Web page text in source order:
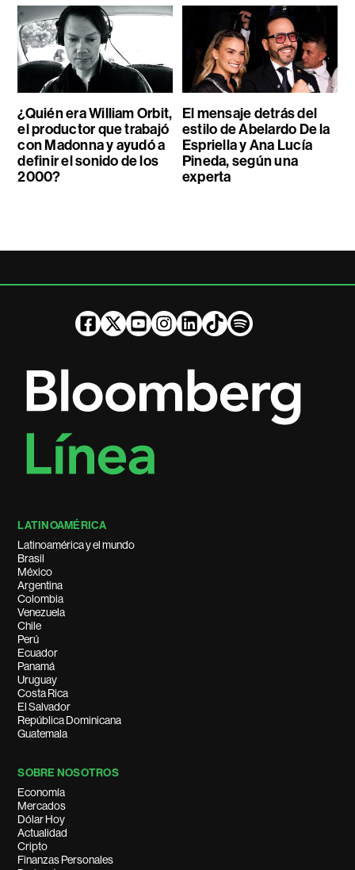
¿Quién era William Orbit,
el productor que trabajó
con Madonna y ayudó a
definir el sonido de los
2000?
El mensaje detrás del
estilo de Abelardo De la
Espriella y Ana Lucía
Pineda, según una
experta
LATINOAMÉRICA
Latinoamérica y el mundo
Brasil
México
Argentina
Colombia
Venezuela
Chile
Perú
Ecuador
Panamá
Uruguay
Costa Rica
El Salvador
República Dominicana
Guatemala
SOBRE NOSOTROS
Economía
Mercados
Dólar Hoy
Actualidad
Cripto
Finanzas Personales